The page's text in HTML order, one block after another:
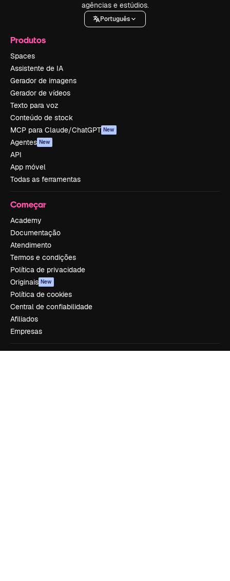
agências e estúdios.
Português
Produtos
Spaces
Assistente de IA
Gerador de imagens
Gerador de vídeos
Texto para voz
Conteúdo de stock
MCP para Claude/ChatGPT New
Agentes New
API
App móvel
Todas as ferramentas
Começar
Academy
Documentação
Atendimento
Termos e condições
Política de privacidade
Originais New
Política de cookies
Central de confiabilidade
Afiliados
Empresas